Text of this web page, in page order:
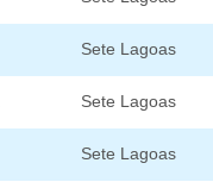
Sete Lagoas
Sete Lagoas
Sete Lagoas